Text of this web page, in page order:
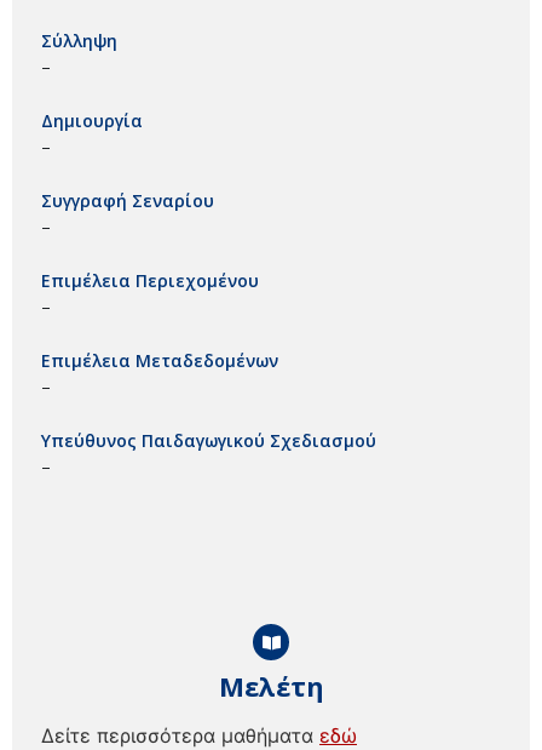
Μελέτη
Δείτε περισσότερα μαθήματα εδώ
Σύλληψη
–
Δημιουργία
–
Συγγραφή Σεναρίου
–
Επιμέλεια Περιεχομένου
–
Επιμέλεια Μεταδεδομένων
–
Υπεύθυνος Παιδαγωγικού Σχεδιασμού
–